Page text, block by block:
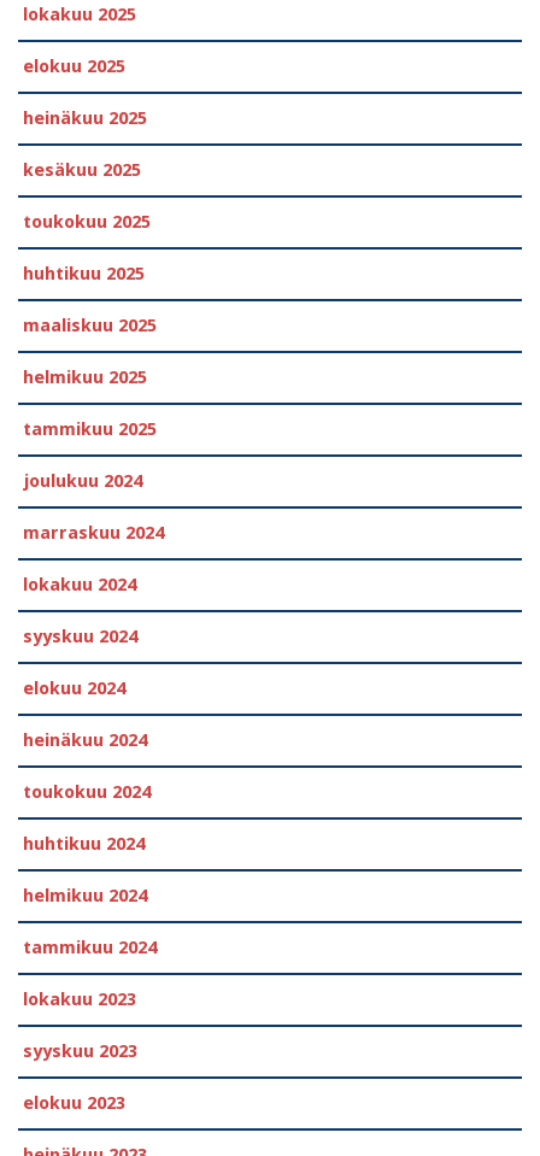
lokakuu 2025
elokuu 2025
heinäkuu 2025
kesäkuu 2025
toukokuu 2025
huhtikuu 2025
maaliskuu 2025
helmikuu 2025
tammikuu 2025
joulukuu 2024
marraskuu 2024
lokakuu 2024
syyskuu 2024
elokuu 2024
heinäkuu 2024
toukokuu 2024
huhtikuu 2024
helmikuu 2024
tammikuu 2024
lokakuu 2023
syyskuu 2023
elokuu 2023